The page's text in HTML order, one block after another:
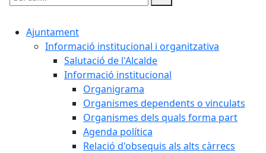
Cercar:
Ajuntament
Informació institucional i organitzativa
Salutació de l'Alcalde
Informació institucional
Organigrama
Organismes dependents o vinculats
Organismes dels quals forma part
Agenda política
Relació d'obsequis als alts càrrecs